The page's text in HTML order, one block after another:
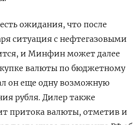
ожидания, что после
ситуация с нефтегазовыми
и Минфин может далее
валюты по бюджетному
он еще одну возможную
рубля. Дилер также
притока валюты, отметив и